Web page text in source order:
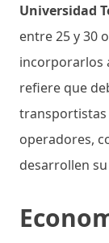
Universidad
entre 25 y 30
incorporarlos
refiere que
transportistas
operadores,
desarrollen